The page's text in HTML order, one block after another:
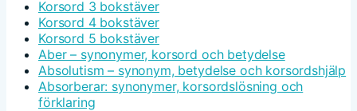
Korsord 3 bokstäver
Korsord 4 bokstäver
Korsord 5 bokstäver
Aber – synonymer, korsord och betydelse
Absolutism – synonym, betydelse och korsordshjälp
Absorberar: synonymer, korsordslösning och
förklaring